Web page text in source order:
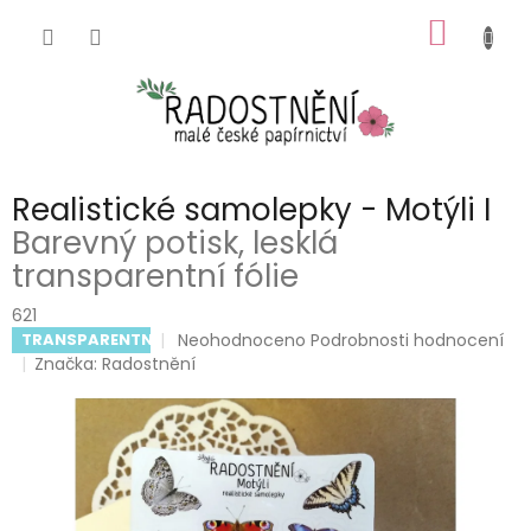
KOŠÍK
Realistické samolepky - Motýli I
Barevný potisk, lesklá
transparentní fólie
621
TRANSPARENTNÍ
Průměrné
hodnocení
je
0,0
z
5
hvězdiček.
Neohodnoceno Podrobnosti hodnocení
Značka:Radostnění